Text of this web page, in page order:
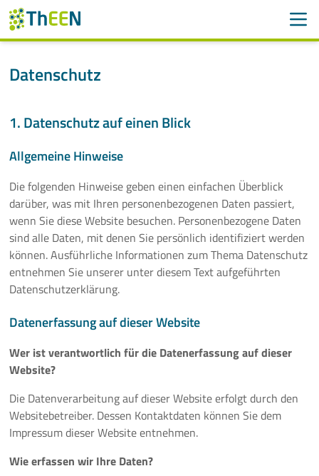
Suche
Services
Mitglieder
Aktivitäten
Veranstaltungen
Aktuelles
Kontakt
Cookie-Einstellungen
Newsletter
Datenschutz
1. Datenschutz auf einen Blick
Allgemeine Hinweise
Die folgenden Hinweise geben einen einfachen Überblick
darüber, was mit Ihren personenbezogenen Daten passiert,
wenn Sie diese Website besuchen. Personenbezogene Daten
sind alle Daten, mit denen Sie persönlich identifiziert werden
können. Ausführliche Informationen zum Thema Datenschutz
entnehmen Sie unserer unter diesem Text aufgeführten
Datenschutzerklärung.
Datenerfassung auf dieser Website
Wer ist verantwortlich für die Datenerfassung auf dieser
Website?
Die Datenverarbeitung auf dieser Website erfolgt durch den
Websitebetreiber. Dessen Kontaktdaten können Sie dem
Impressum dieser Website entnehmen.
Wie erfassen wir Ihre Daten?